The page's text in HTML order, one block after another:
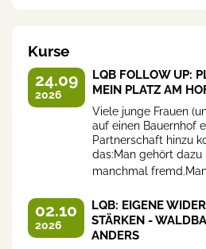
Kurse
24.09
2026
LQB FOLLOW UP:
MEIN PLATZ AM
Viele junge Frauen
auf einen Bauernhof
Partnerschaft hinzu
das:Man gehört
manchmal
02.10
2026
LQB: EIGENE
STÄRKEN -
ANDERS